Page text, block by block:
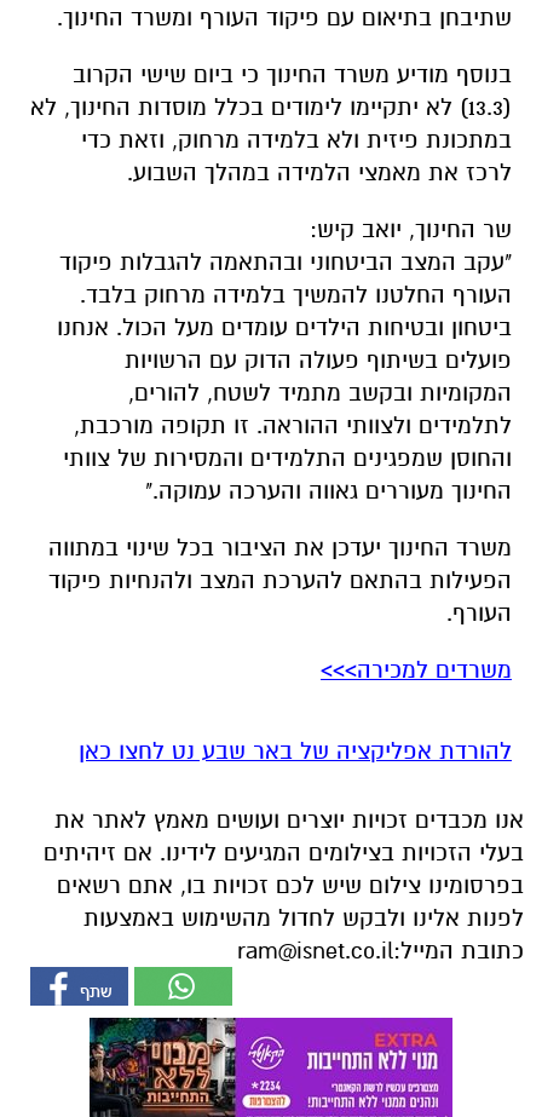
שתיבחן בתיאום עם פיקוד העורף ומשרד החינוך.
בנוסף מודיע משרד החינוך כי ביום שישי הקרוב
(13.3) לא יתקיימו לימודים בכלל מוסדות החינוך, לא
במתכונת פיזית ולא בלמידה מרחוק, וזאת כדי
לרכז את מאמצי הלמידה במהלך השבוע.
שר החינוך, יואב קיש:
"עקב המצב הביטחוני ובהתאמה להגבלות פיקוד
העורף החלטנו להמשיך בלמידה מרחוק בלבד.
ביטחון ובטיחות הילדים עומדים מעל הכול. אנחנו
פועלים בשיתוף פעולה הדוק עם הרשויות
המקומיות ובקשב מתמיד לשטח, להורים,
לתלמידים ולצוותי ההוראה. זו תקופה מורכבת,
והחוסן שמפגינים התלמידים והמסירות של צוותי
החינוך מעוררים גאווה והערכה עמוקה."
משרד החינוך יעדכן את הציבור בכל שינוי במתווה
הפעילות בהתאם להערכת המצב ולהנחיות פיקוד
העורף.
משרדים למכירה>>>
להורדת אפליקציה של באר שבע נט לחצו כאן
אנו מכבדים זכויות יוצרים ועושים מאמץ לאתר את
בעלי הזכויות בצילומים המגיעים לידינו. אם זיהיתים
בפרסומינו צילום שיש לכם זכויות בו, אתם רשאים
לפנות אלינו ולבקש לחדול מהשימוש באמצעות
כתובת המייל:ram@isnet.co.il